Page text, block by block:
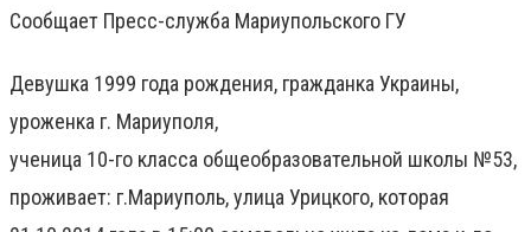
Сообщает Пресс-служба Мариупольского ГУ
Девушка 1999 года рождения, гражданка Украины,
уроженка г. Мариуполя,
ученица 10-го класса общеобразовательной школы №53,
проживает: г.Мариуполь, улица Урицкого, которая